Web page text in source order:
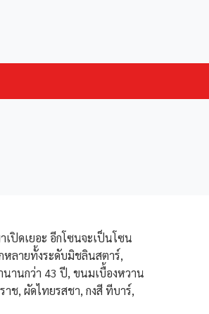
เปิดเยอะ อีกโซนจะเป็นโซน
หลายทั้งระดับมิชลินสตาร์,
นานกว่า 43 ปี, ขนมเบื้องหวาน
ช, ผัดไทยรสชา, กงสี ทีบาร์,